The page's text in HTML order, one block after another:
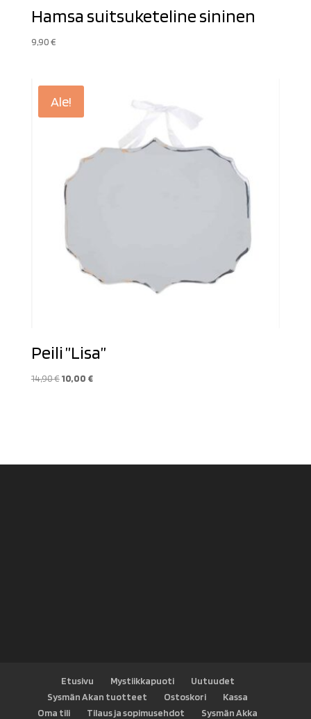
Hamsa suitsuketeline sininen
9,90€
Ale!
Peili ”Lisa”
14,90€ Alkuperäinen
10,00 €Nykyinen
Etusivu Mystiikkapuoti
Uutuudet
Sysmän Akan tuotteet
Ostoskori
Kassa
Oma tili
Tilaus ja sopimusehdot Sysmän Akka